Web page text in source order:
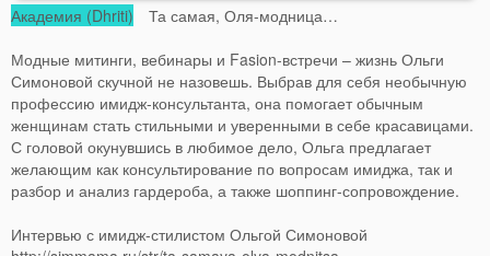
Академия (Dhriti) Та самая, Оля-модница…
Модные митинги, вебинары и Fasion-встречи – жизнь Ольги
Симоновой скучной не назовешь. Выбрав для себя необычную
профессию имидж-консультанта, она помогает обычным
женщинам стать стильными и уверенными в себе красавицами.
С головой окунувшись в любимое дело, Ольга предлагает
желающим как консультирование по вопросам имиджа, так и
разбор и анализ гардероба, а также шоппинг-сопровождение.
Интервью с имидж-стилистом Ольгой Симоновой